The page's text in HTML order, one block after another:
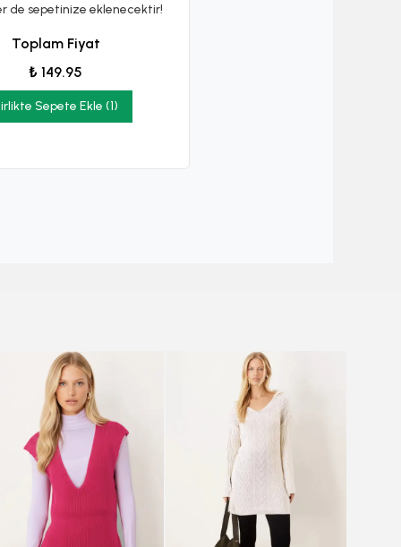
de sepetinize eklenecektir!
Toplam Fiyat
₺ 149.95
Sepete Ekle (1)